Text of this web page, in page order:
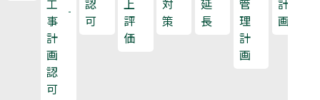
工
事
計
画
認
可
認
可
上
評
価
対
策
延
長
管
理
計
画
計
画